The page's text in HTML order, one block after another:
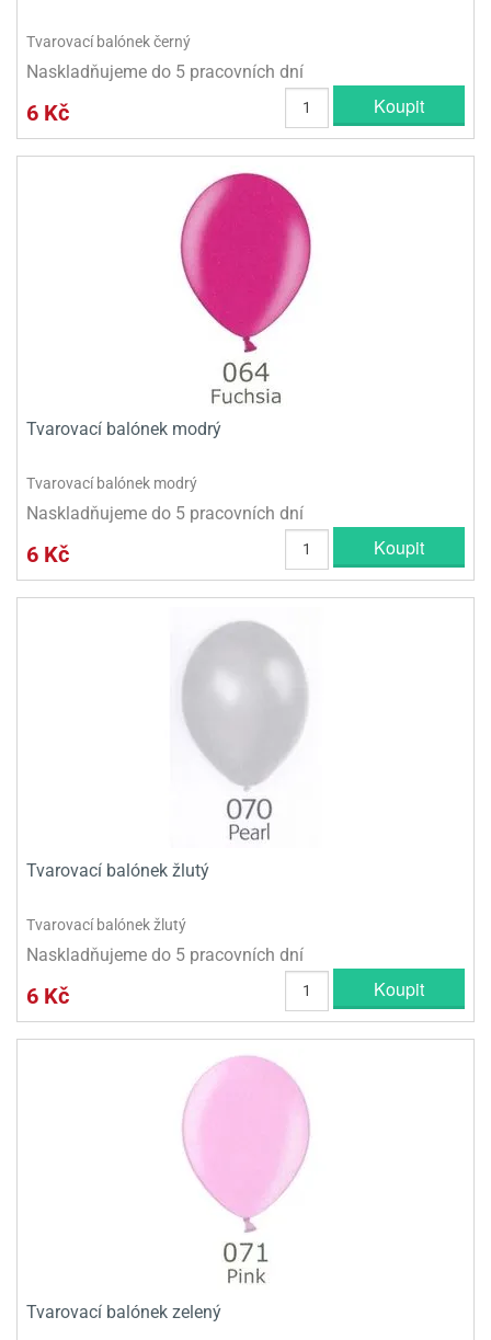
Tvarovací balónek černý
Naskladňujeme do 5 pracovních dní
6 Kč Koupit
Tvarovací balónek modrý
Tvarovací balónek modrý
Naskladňujeme do 5 pracovních dní
6 Kč Koupit
Tvarovací balónek žlutý
Tvarovací balónek žlutý
Naskladňujeme do 5 pracovních dní
6 Kč Koupit
Tvarovací balónek zelený